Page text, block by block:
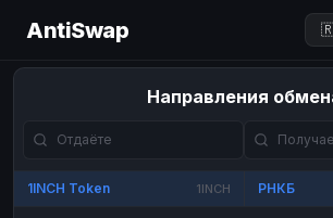
AntiSwap
Направления
1INCH Token 1INCH РНКБ